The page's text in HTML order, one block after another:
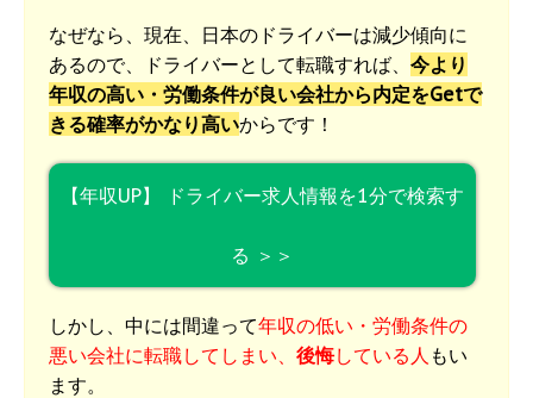
なぜなら、現在、日本のドライバーは減少傾向に
あるので、ドライバーとして転職すれば、 今より
年収の高い・労働条件が良い会社から内定をGetで
きる確率がかなり高いからです！
【年収UP】 ドライバー求人情報を1分で検索す
る ＞＞
しかし、中には間違って年収の低い・労働条件の
悪い会社に転職してしまい、 後悔している人 もい
ます。